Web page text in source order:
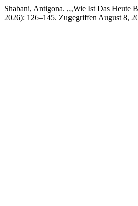
Shabani, Antigona. „‚Wie Ist Das Heute
2026): 126–145. Zugegriffen August 8,